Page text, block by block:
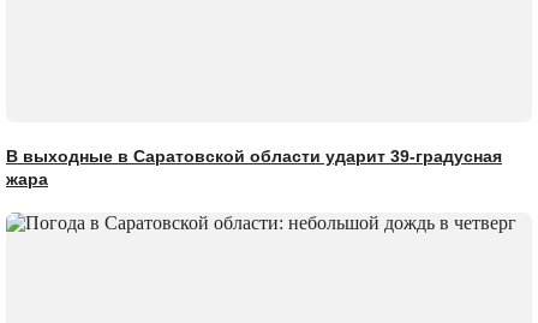
В выходные в Саратовской области ударит 39-градусная
жара